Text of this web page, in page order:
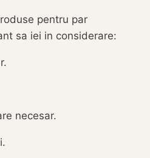
pentru par
sa iei in considerare:
necesar.